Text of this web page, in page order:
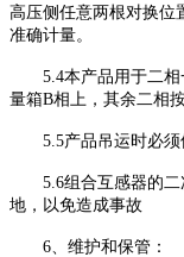
高压侧任意两根对换位
准确计量。
5.4本产品用于二相
量箱B相上，其余二相
5.5产品吊运时必须
5.6组合互感器的二
地，以免造成事故
6、维护和保管：